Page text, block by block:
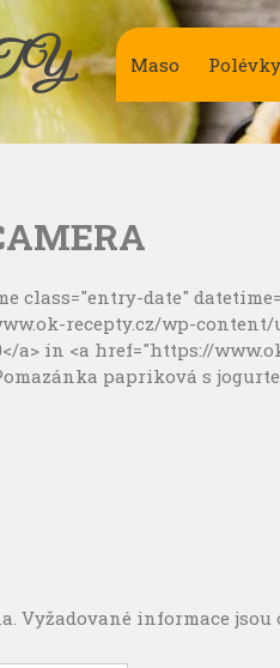
Maso Polévky
date"
recepty.cz/wp-
a> in <a href="https://
papriková s
Vyžadované informace jsou